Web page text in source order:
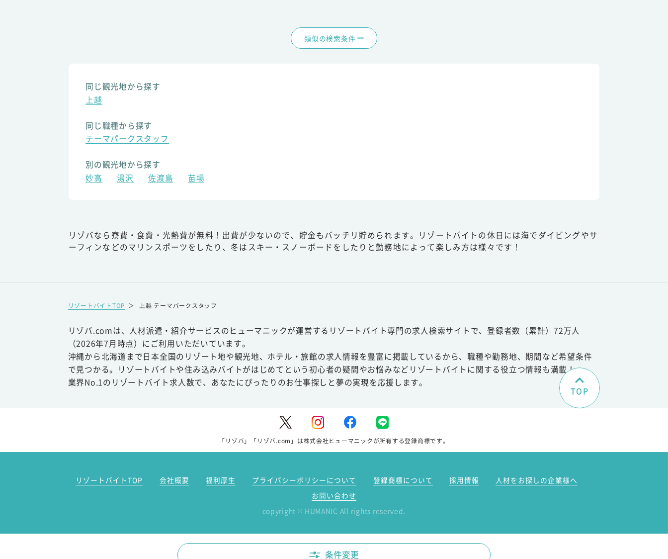
類似の検索条件
同じ観光地から探す
上越
同じ職種から探す
テーマパークスタッフ
別の観光地から探す
妙高
湯沢 佐渡島 苗場
リゾバなら寮費・食費・光熱費が無料！出費が少ないので、貯金もバッチリ貯められます。リゾートバイトの休日には海でダイビングやサ
ーフィンなどのマリンスポーツをしたり、冬はスキー・スノーボードをしたりと勤務地によって楽しみ方は様々です！
リゾートバイトTOP ＞ 上越 テーマパークスタッフ
リゾバ.comは、人材派遣・紹介サービスのヒューマニックが運営するリゾートバイト専門の求人検索サイトで、登録者数（累計）72万人
（2026年7月時点）にご利用いただいています。
沖縄から北海道まで日本全国のリゾート地や観光地、ホテル・旅館の求人情報を豊富に掲載しているから、職種や勤務地、期間など希望条件
で見つかる。リゾートバイトや住み込みバイトがはじめてという初心者の疑問やお悩みなどリゾートバイトに関する役立つ情報も満載！
業界No.1のリゾートバイト求人数で、あなたにぴったりのお仕事探しと夢の実現を応援します。
TOP
「リゾバ」「リゾバ.com」は株式会社ヒューマニックが所有する登録商標です。
リゾートバイトTOP 会社概要 福利厚生 プライバシーポリシーについて 登録商標について 採用情報
人材をお探しの企業様へ
お問い合わせ
copyright © HUMANIC All rights reserved.
条件変更